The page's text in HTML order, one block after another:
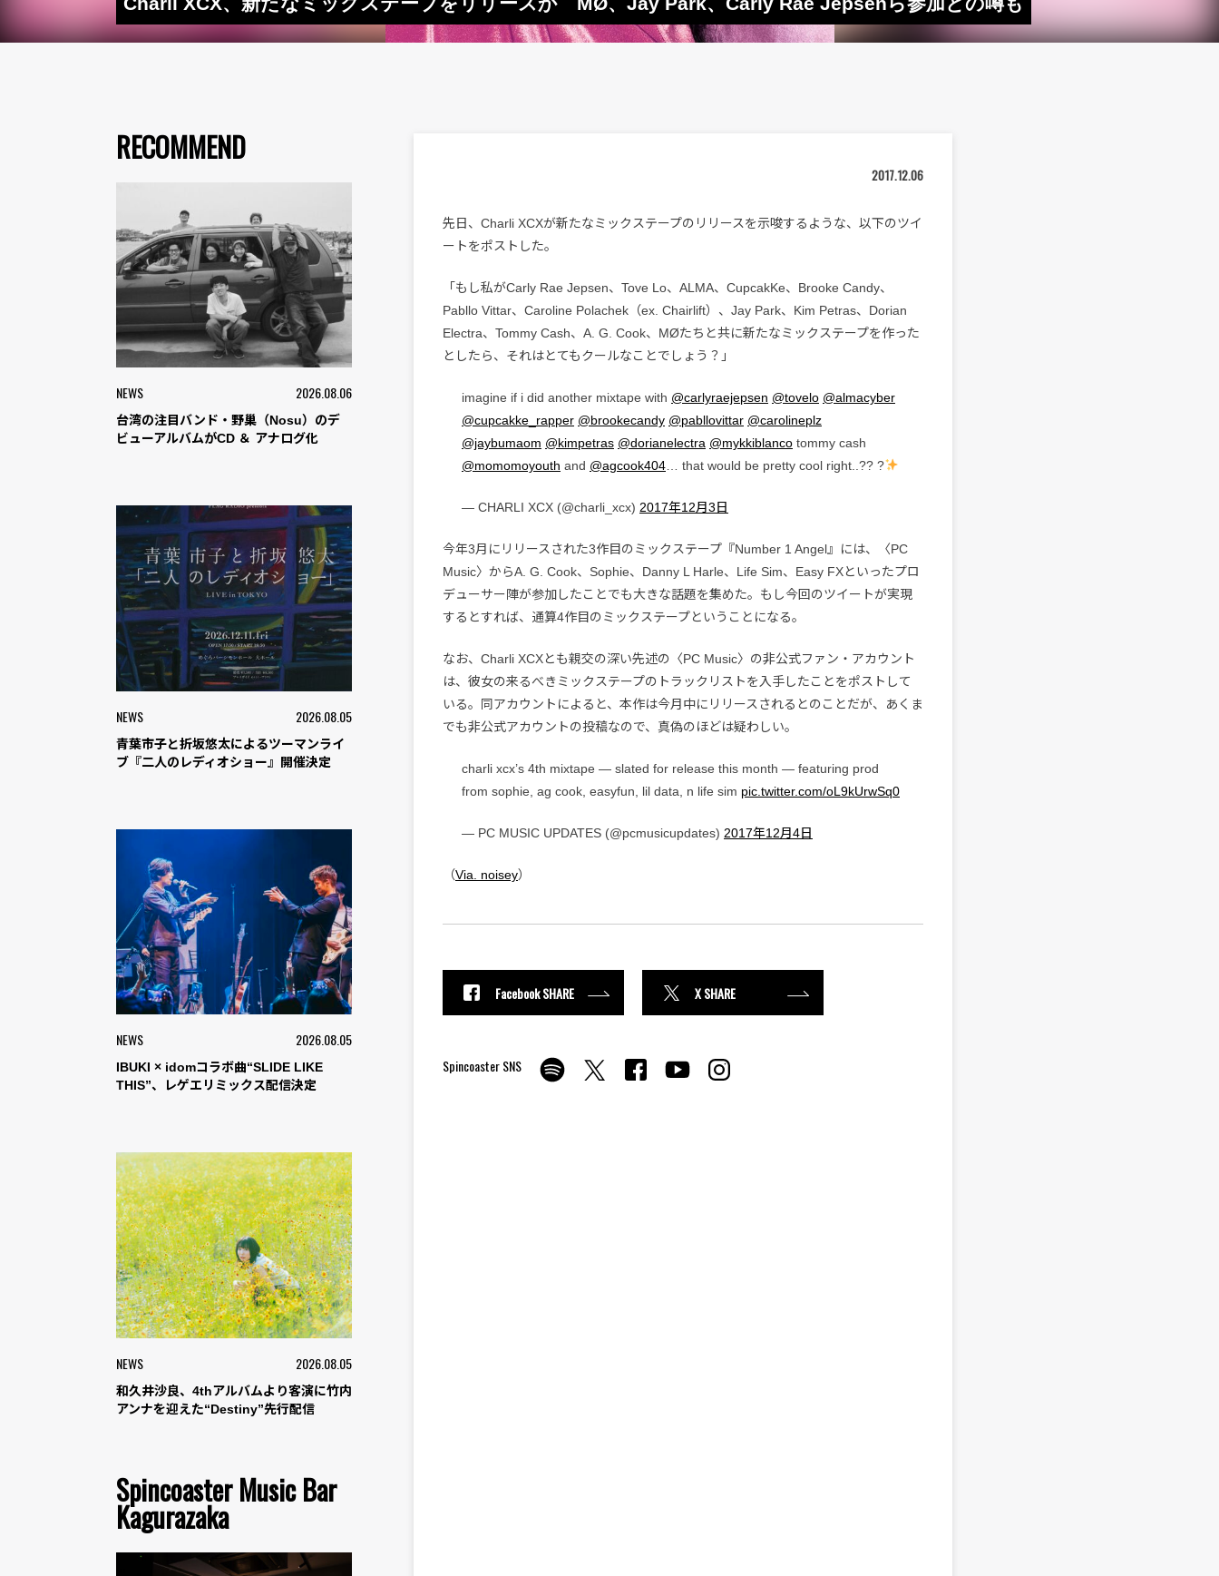
RECOMMEND
NEWS 2026.08.06
台湾の注目バンド・野巢（Nosu）のデ
ビューアルバムがCD ＆ アナログ化
NEWS 2026.08.05
青葉市子と折坂悠太によるツーマンライ
ブ『二人のレディオショー』開催決定
NEWS 2026.08.05
IBUKI × idomコラボ曲“SLIDE LIKE
THIS”、レゲエリミックス配信決定
NEWS 2026.08.05
和久井沙良、4thアルバムより客演に竹内
アンナを迎えた“Destiny”先行配信
Spincoaster Music Bar
Kagurazaka
2017.12.06
先日、Charli XCXが新たなミックステープのリリースを示唆するような、以下のツイ
ートをポストした。
「もし私がCarly Rae Jepsen、Tove Lo、ALMA、CupcakKe、Brooke Candy、
Pabllo Vittar、Caroline Polachek（ex. Chairlift）、Jay Park、Kim Petras、Dorian
Electra、Tommy Cash、A. G. Cook、MØたちと共に新たなミックステープを作った
としたら、それはとてもクールなことでしょう？」
imagine if i did another mixtape with @carlyraejepsen @tovelo @almacyber
@cupcakke_rapper @brookecandy @pabllovittar @carolineplz
@jaybumaom @kimpetras @dorianelectra @mykkiblanco tommy cash
@momomoyouth and @agcook404 … that would be pretty cool right..?? ?
— CHARLI XCX (@charli_xcx) 2017年12月3日
今年3月にリリースされた3作目のミックステープ『Number 1 Angel』には、〈PC
Music〉からA. G. Cook、Sophie、Danny L Harle、Life Sim、Easy FXといったプロ
デューサー陣が参加したことでも大きな話題を集めた。もし今回のツイートが実現
するとすれば、通算4作目のミックステープということになる。
なお、Charli XCXとも親交の深い先述の〈PC Music〉の非公式ファン・アカウント
は、彼女の来るべきミックステープのトラックリストを入手したことをポストして
いる。同アカウントによると、本作は今月中にリリースされるとのことだが、あくま
でも非公式アカウントの投稿なので、真偽のほどは疑わしい。
charli xcx’s 4th mixtape — slated for release this month — featuring prod
from sophie, ag cook, easyfun, lil data, n life sim pic.twitter.com/oL9kUrwSq0
— PC MUSIC UPDATES (@pcmusicupdates) 2017年12月4日
（Via. noisey）
Facebook SHARE X SHARE
Spincoaster SNS